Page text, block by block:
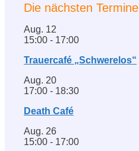
Die nächsten Termine
Aug. 12
15:00 - 17:00
Trauercafé „Schwerelos“
Aug. 20
17:00 - 18:30
Death Café
Aug. 26
15:00 - 17:00